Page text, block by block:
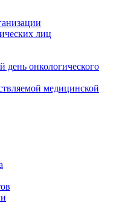
лиц
день онкологического
медицинской